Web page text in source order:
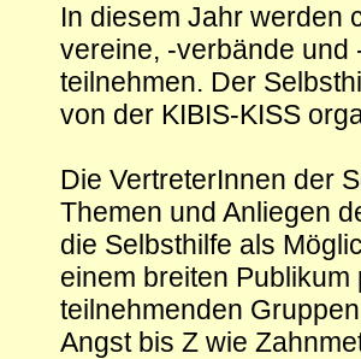
In diesem Jahr werden
vereine, -verbände und
teilnehmen. Der
von der KIBIS-KISS
Die VertreterInnen der
Themen und Anliegen
die Selbsthilfe als
einem breiten
teilnehmenden
Angst bis Z wie